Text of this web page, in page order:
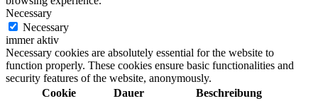
Necessary
Necessary
immer aktiv
Necessary cookies are absolutely essential for the website to
function properly. These cookies ensure basic functionalities and
security features of the website, anonymously.
Cookie
Dauer Beschreibung